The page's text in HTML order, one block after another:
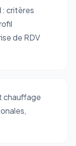
: critères
de RDV
chauffage